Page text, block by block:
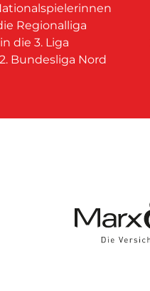
Regionalliga
die 3. Liga
Bundesliga Nord